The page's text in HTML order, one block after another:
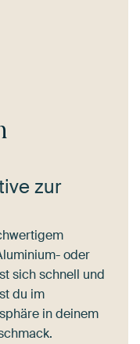
zur
oder
sich schnell und
du im
in deinem